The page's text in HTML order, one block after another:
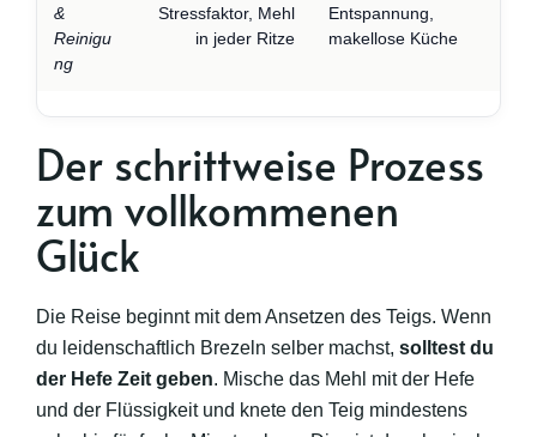
&
Reinigu
ng
Stressfaktor, Mehl
in jeder Ritze
Entspannung,
makellose Küche
Der schrittweise Prozess
zum vollkommenen
Glück
Die Reise beginnt mit dem Ansetzen des Teigs. Wenn
du leidenschaftlich Brezeln selber machst, solltest du
der Hefe Zeit geben. Mische das Mehl mit der Hefe
und der Flüssigkeit und knete den Teig mindestens